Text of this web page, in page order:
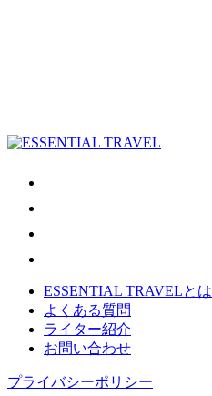
ESSENTIAL TRAVELとは
よくある質問
ライター紹介
お問い合わせ
プライバシーポリシー